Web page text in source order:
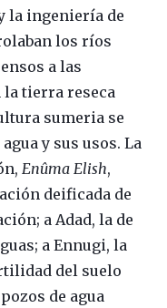
la ingeniería de
los ríos
a las
tierra reseca
sumeria se
y sus usos. La
Enûma Elish,
deificada de
a Adad, la de
a Ennugi, la
del suelo
de agua